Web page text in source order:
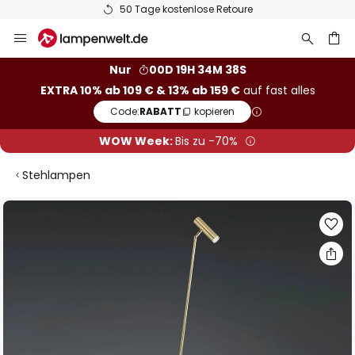
50 Tage kostenlose Retoure
Inhalt
Nur
00D 19H 34M 38S
EXTRA 10% ab 109 € & 13% ab 159 €auf fast alles
Code:RABATT kopieren
WOW Week:Bis zu -70%
Stehlampen
Zum